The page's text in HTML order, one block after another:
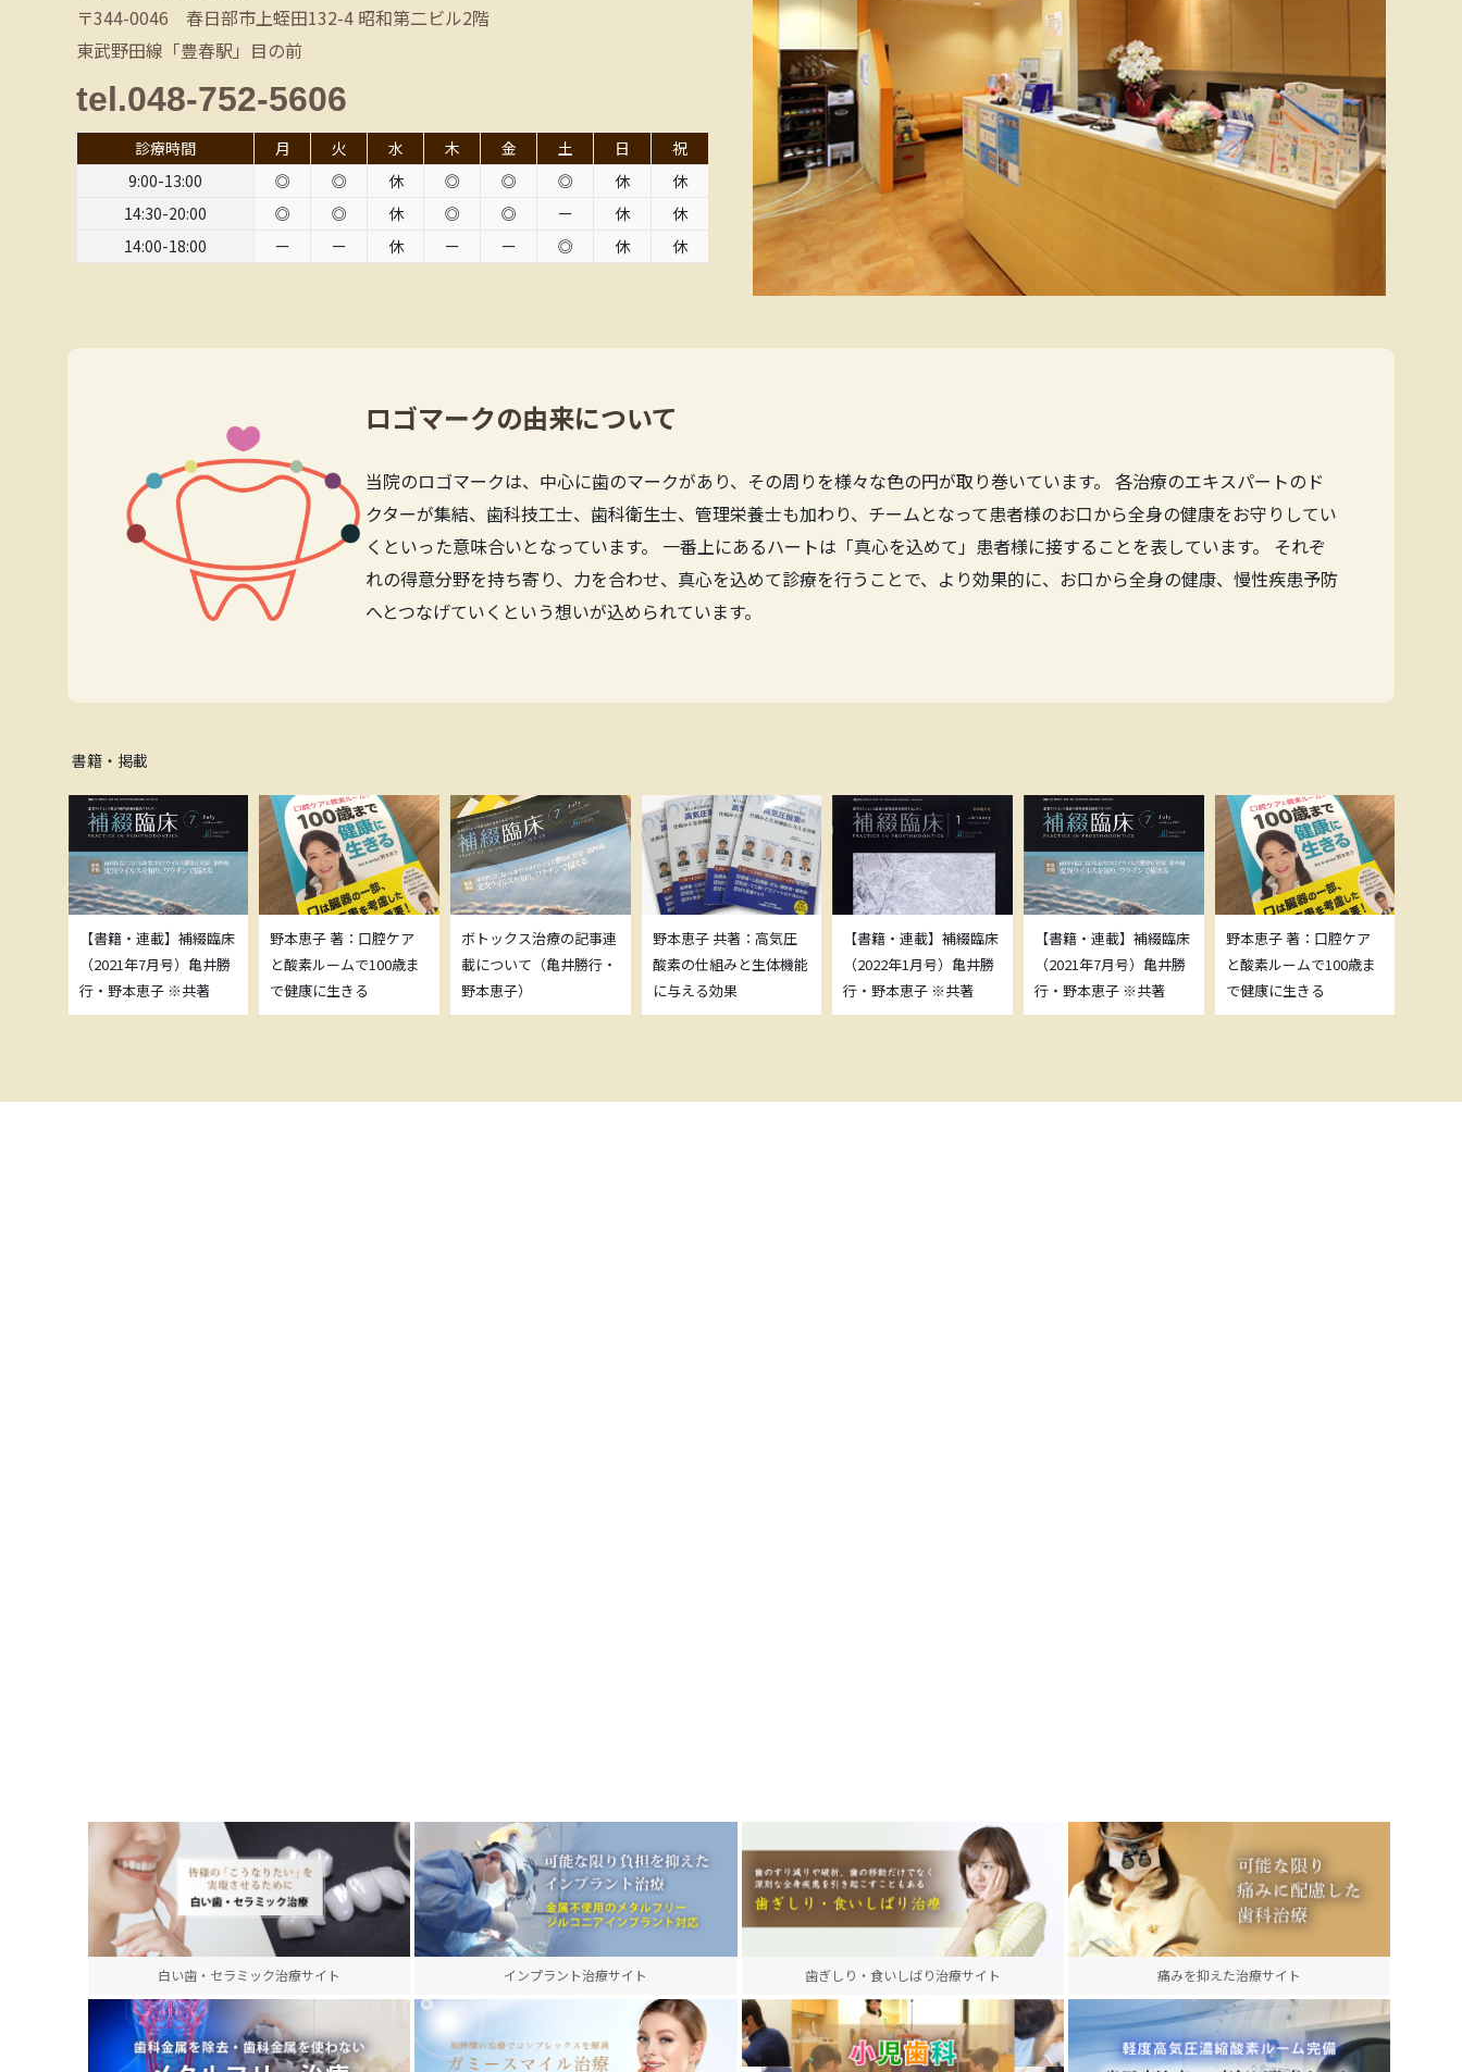
〒344-0046 春日部市上蛭田132-4 昭和第二ビル2階
東武野田線「豊春駅」目の前
tel.048-752-5606
診療時間 月 火 水 木 金 土 日
祝
9:00-13:00
◎ ◎ 休 ◎ ◎ ◎ 休
休
14:30-20:00
◎ ◎ 休 ◎ ◎ ー 休
休
14:00-18:00
ー ー 休 ー ー ◎ 休 休
ロゴマークの由来について
当院のロゴマークは、中心に歯のマークがあり、その周りを様々な色の円が取り巻いています。 各治療のエキスパートのド
クターが集結、歯科技工士、歯科衛生士、管理栄養士も加わり、チームとなって患者様のお口から全身の健康をお守りしてい
くといった意味合いとなっています。 一番上にあるハートは「真心を込めて」患者様に接することを表しています。 それぞ
れの得意分野を持ち寄り、力を合わせ、真心を込めて診療を行うことで、より効果的に、お口から全身の健康、慢性疾患予防
へとつなげていくという想いが込められています。
書籍・掲載
【書籍・連載】補綴臨床
（2021年7月号）亀井勝
行・野本恵子 ※共著
野本恵子 著：口腔ケア
と酸素ルームで100歳ま
で健康に生きる
ボトックス治療の記事連
載について（亀井勝行・
野本恵子）
野本恵子 共著：高気圧
酸素の仕組みと生体機能
に与える効果
【書籍・連載】補綴臨床
（2022年1月号）亀井勝
行・野本恵子 ※共著
【書籍・連載】補綴臨床
（2021年7月号）亀井勝
行・野本恵子 ※共著
野本恵子 著：口腔ケア
と酸素ルームで100歳ま
で健康に生きる
白い歯・セラミック治療サイト インプラント治療サイト 歯ぎしり・食いしばり治療サイト 痛みを抑えた治療サイト